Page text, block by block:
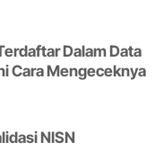
Dalam Data
Cara Mengeceknya
NISN